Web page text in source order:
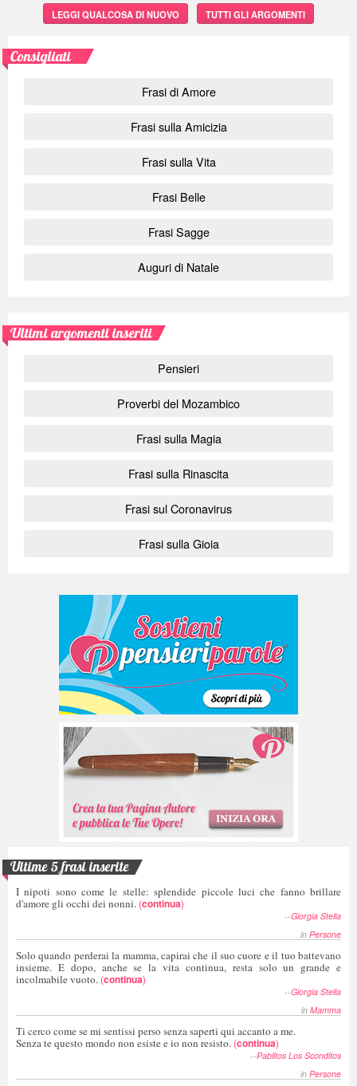
LEGGI QUALCOSA DI NUOVO TUTTI GLI ARGOMENTI
Consigliati
Frasi di Amore
Frasi sulla Amicizia
Frasi sulla Vita
Frasi Belle
Frasi Sagge
Auguri di Natale
Ultimi argomenti inseriti
Pensieri
Proverbi del Mozambico
Frasi sulla Magia
Frasi sulla Rinascita
Frasi sul Coronavirus
Frasi sulla Gioia
Ultime 5 frasi inserite
I nipoti sono come le stelle: splendide piccole luci che fanno brillare
d'amore gli occhi dei nonni. (continua)
--Giorgia Stella
in Persone
Solo quando perderai la mamma, capirai che il suo cuore e il tuo battevano
insieme. E dopo, anche se la vita continua, resta solo un grande e
incolmabile vuoto. (continua)
--Giorgia Stella
in Mamma
Ti cerco come se mi sentissi perso senza saperti qui accanto a me.
Senza te questo mondo non esiste e io non resisto. (continua)
--Pablitos Los Sconditos
in Persone